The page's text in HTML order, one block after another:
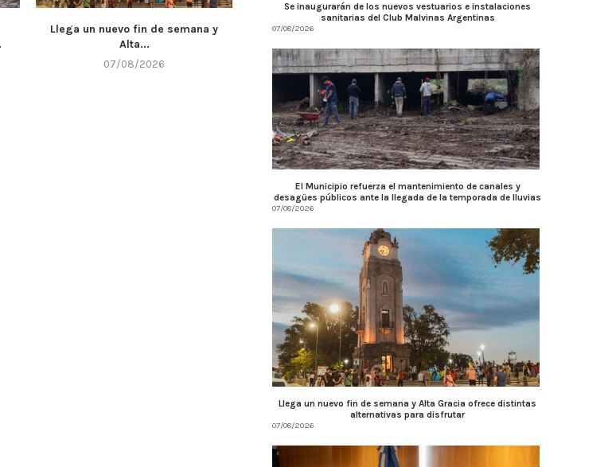
Córdoba fortalece la prevención y
respuesta ante el...
07/08/2026
Córdoba fortalece la transparencia
internacionales...
07/08/2026
07/08/2026
Se inaugurarán de los nuevos vestuarios e instalaciones
sanitarias del Club Malvinas Argentinas
07/08/2026
El Municipio refuerza el mantenimiento de canales y
desagües públicos ante la llegada de la temporada de lluvias
07/08/2026
Llega un nuevo fin de semana y Alta Gracia ofrece distintas
alternativas para disfrutar
07/08/2026